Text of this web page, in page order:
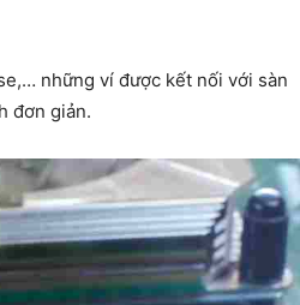
những ví được kết nối với sàn
đơn giản.